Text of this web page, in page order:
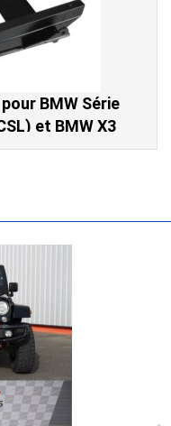
Sorties avec
BMW Série
et BMW X3